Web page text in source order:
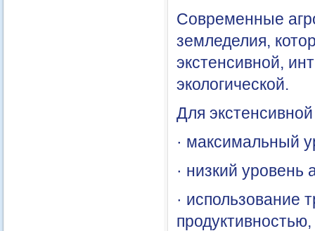
Современные
земледелия,
экстенсивной,
экологической.
Для
· максимальный
· низкий уровень
· использование